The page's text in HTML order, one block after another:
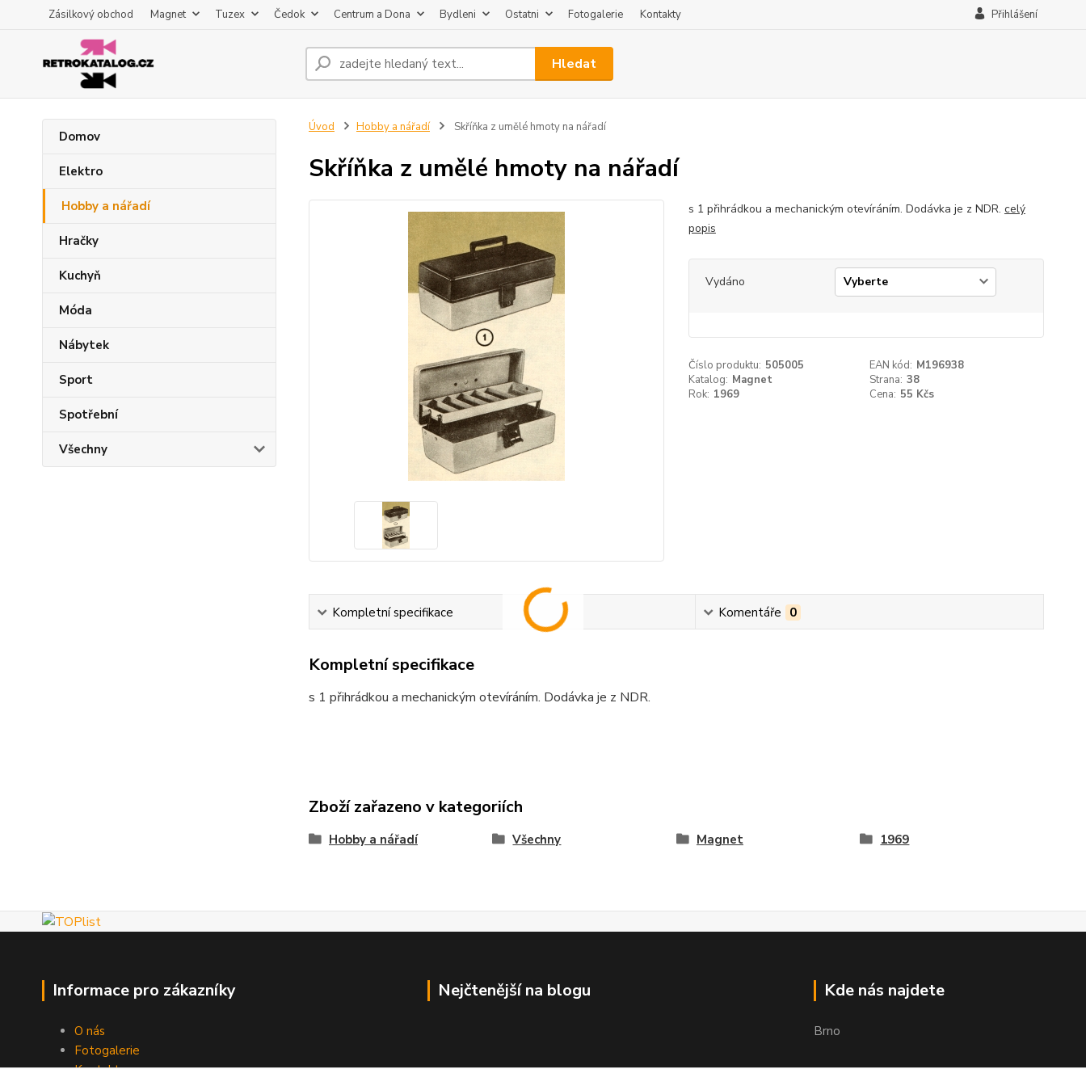
Zásilkový obchod Magnet Tuzex Čedok Centrum a Dona Bydleni Ostatni Fotogalerie Kontakty Přihlášení
Hledat
Domov
Elektro
Hobby a nářadí
Hračky
Kuchyň
Móda
Nábytek
Sport
Spotřební
Všechny
Úvod Hobby a nářadí Skříňka z umělé hmoty na nářadí
Skříňka z umělé hmoty na nářadí
s 1 přihrádkou a mechanickým otevíráním. Dodávka je z NDR. celý
popis
Vydáno
Číslo produktu: 505005 EAN kód: M196938
Katalog: Magnet Strana: 38
Rok: 1969 Cena: 55 Kčs
Kompletní specifikace Komentáře 0
Kompletní specifikace
s 1 přihrádkou a mechanickým otevíráním. Dodávka je z NDR.
Zboží zařazeno v kategoriích
Hobby a nářadí Všechny Magnet 1969
Informace pro zákazníky
O nás
Fotogalerie
Kontakty
Nejčtenější na blogu Kde nás najdete
Brno